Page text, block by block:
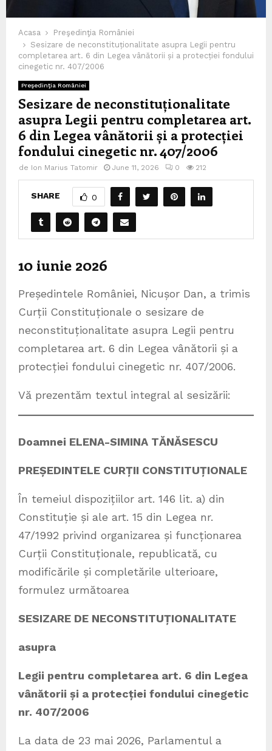
Acasa
Preşedinţia României
Sesizare de neconstituționalitate asupra Legii pentru
completarea art. 6 din Legea vânătorii și a protecției fondului
cinegetic nr. 407/2006
Preşedinţia României
Sesizare de neconstituționalitate
asupra Legii pentru completarea art.
6 din Legea vânătorii și a protecției
fondului cinegetic nr. 407/2006
de Ion Marius Tatomir June 11, 2026 0 212
SHARE 0
10 iunie 2026
Președintele României, Nicușor Dan, a trimis
Curții Constituționale o sesizare de
neconstituționalitate asupra Legii pentru
completarea art. 6 din Legea vânătorii și a
protecției fondului cinegetic nr. 407/2006.
Vă prezentăm textul integral al sesizării:
Doamnei ELENA-SIMINA TĂNĂSESCU
PREȘEDINTELE CURȚII CONSTITUȚIONALE
În temeiul dispozițiilor art. 146 lit. a) din
Constituție și ale art. 15 din Legea nr.
47/1992 privind organizarea și funcționarea
Curții Constituționale, republicată, cu
modificările și completările ulterioare,
formulez următoarea
SESIZARE DE NECONSTITUȚIONALITATE
asupra
Legii pentru completarea art. 6 din Legea
vânătorii și a protecției fondului cinegetic
nr. 407/2006
La data de 23 mai 2026, Parlamentul a